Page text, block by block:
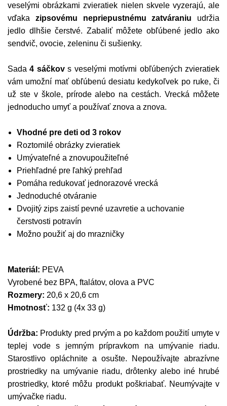
veselými obrázkami zvieratiek nielen skvele vyzerajú, ale
vďaka zipsovému nepriepustnému zatváraniu udržia
jedlo dlhšie čerstvé. Zabaliť môžete obľúbené jedlo ako
sendvič, ovocie, zeleninu či sušienky.
Sada4 sáčkovs veselými motívmi obľúbených zvieratiek
vám umožní mať obľúbenú desiatu kedykoľvek po ruke, či
už ste v škole, prírode alebo na cestách. Vrecká môžete
jednoducho umyť a používať znova a znova.
Vhodné pre deti od 3 rokov
Roztomilé obrázky zvieratiek
Umývateľné a znovupoužiteľné
Priehľadné pre ľahký prehľad
Pomáha redukovať jednorazové vrecká
Jednoduché otváranie
Dvojitý zips zaistí pevné uzavretie a uchovanie
čerstvosti potravín
Možno použiť aj do mrazničky
Materiál: PEVA
Vyrobené bez BPA, ftalátov, olova a PVC
Rozmery: 20,6 x 20,6 cm
Hmotnosť: 132 g (4x 33 g)
Údržba: Produkty pred prvým a po každom použití umyte v
teplej vode s jemným prípravkom na umývanie riadu.
Starostlivo opláchnite a osušte. Nepoužívajte abrazívne
prostriedky na umývanie riadu, drôtenky alebo iné hrubé
prostriedky, ktoré môžu produkt poškriabať. Neumývajte v
umývačke riadu.